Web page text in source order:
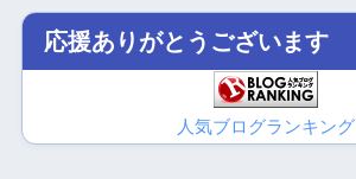
応援ありがとうございます
人気ブログランキング